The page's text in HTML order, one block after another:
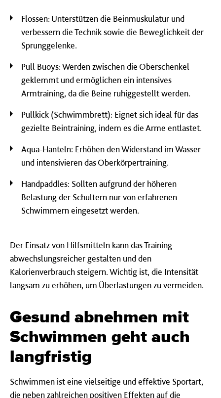
Flossen: Unterstützen die Beinmuskulatur und
verbessern die Technik sowie die Beweglichkeit der
Sprunggelenke.
Pull Buoys: Werden zwischen die Oberschenkel
geklemmt und ermöglichen ein intensives
Armtraining, da die Beine ruhiggestellt werden.
Pullkick (Schwimmbrett): Eignet sich ideal für das
gezielte Beintraining, indem es die Arme entlastet.
Aqua-Hanteln: Erhöhen den Widerstand im Wasser
und intensivieren das Oberkörpertraining.
Handpaddles: Sollten aufgrund der höheren
Belastung der Schultern nur von erfahrenen
Schwimmern eingesetzt werden.
Der Einsatz von Hilfsmitteln kann das Training
abwechslungsreicher gestalten und den
Kalorienverbrauch steigern. Wichtig ist, die Intensität
langsam zu erhöhen, um Überlastungen zu vermeiden.
Gesund abnehmen mit
Schwimmen geht auch
langfristig
Schwimmen ist eine vielseitige und effektive Sportart,
die neben zahlreichen positiven Effekten auf die